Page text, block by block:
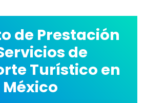
de Prestación
de
Turístico en
México